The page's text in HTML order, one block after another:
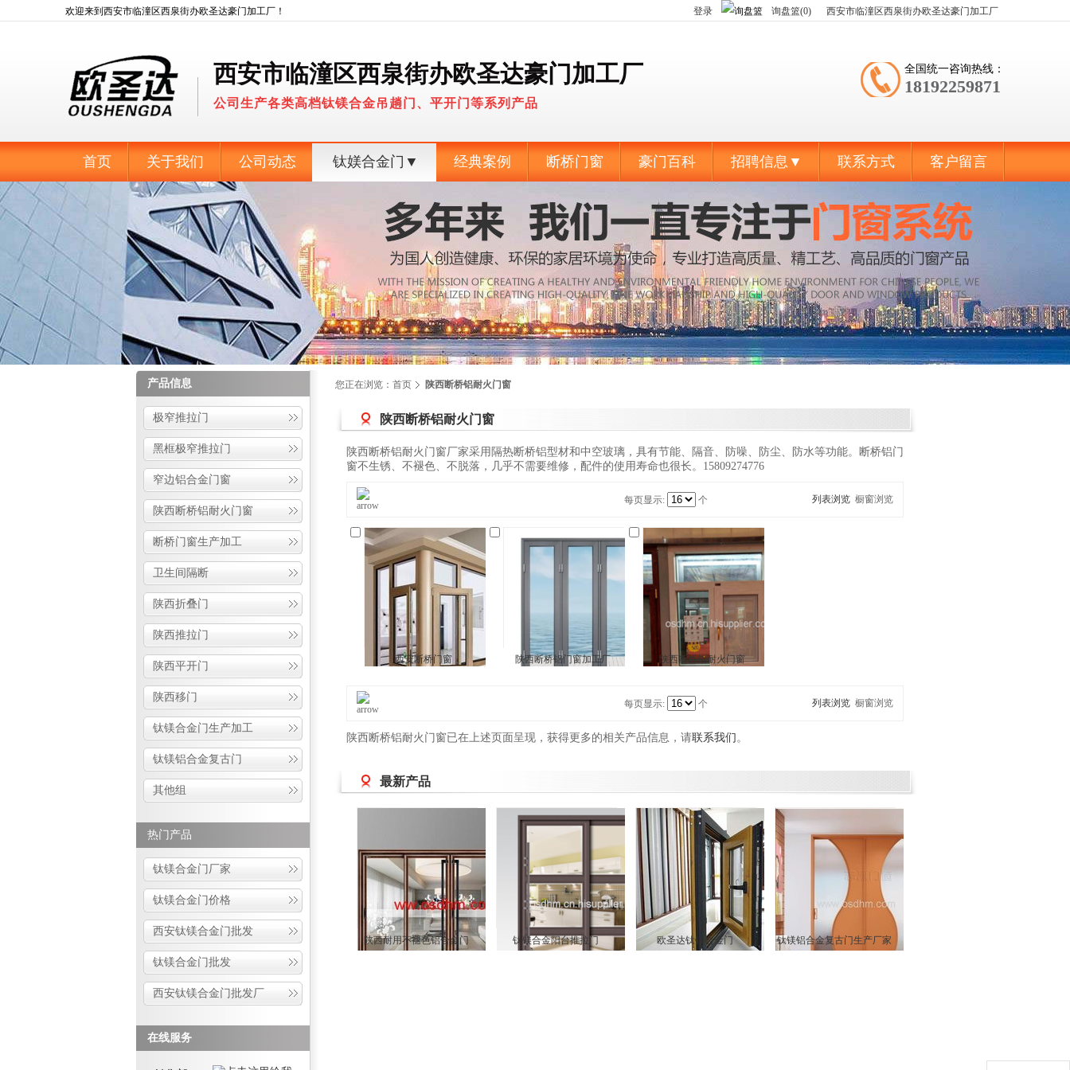
登录 询盘篮(0) 西安市临潼区西泉街办欧圣达豪门加工厂
欢迎来到西安市临潼区西泉街办欧圣达豪门加工厂！
西安市临潼区西泉街办欧圣达豪门加工厂
公司生产各类高档钛镁合金吊趟门、平开门等系列产品
全国统一咨询热线：
18192259871
首页 关于我们 公司动态 钛媄合金门▼ 经典案例 断桥门窗 豪门百科 招聘信息▼ 联系方式 客户留言
产品信息
极窄推拉门
黑框极窄推拉门
窄边铝合金门窗
陕西断桥铝耐火门窗
断桥门窗生产加工
卫生间隔断
陕西折叠门
陕西推拉门
陕西平开门
陕西移门
钛镁合金门生产加工
钛镁铝合金复古门
其他组
热门产品
钛镁合金门厂家
钛镁合金门价格
西安钛镁合金门批发
钛镁合金门批发
西安钛镁合金门批发厂
在线服务
您正在浏览： 首页 陕西断桥铝耐火门窗
陕西断桥铝耐火门窗
陕西断桥铝耐火门窗厂家采用隔热断桥铝型材和中空玻璃，具有节能、隔音、防噪、防尘、防水等功能。断桥铝门
窗不生锈、不褪色、不脱落，几乎不需要维修，配件的使用寿命也很长。15809274776
每页显示: 个 列表浏览 橱窗浏览
西安断桥门窗 陕西断桥铝门窗加工厂 陕西断桥铝耐火门窗
每页显示: 个 列表浏览 橱窗浏览
陕西断桥铝耐火门窗已在上述页面呈现，获得更多的相关产品信息，请联系我们 。
最新产品
陕西耐用不褪色铝合金门 钛镁合金阳台推拉门 欧圣达钛镁合金门 钛镁铝合金复古门生产厂家